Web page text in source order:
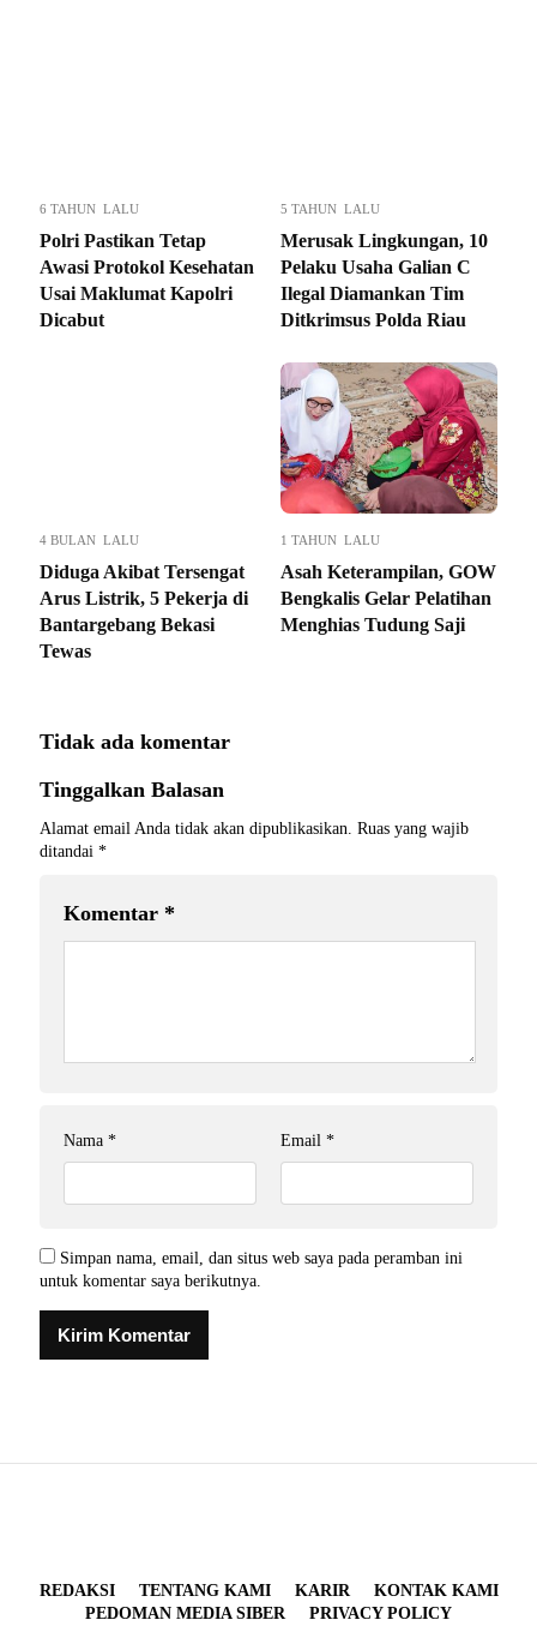
6 TAHUN LALU
Polri Pastikan Tetap
Awasi Protokol Kesehatan
Usai Maklumat Kapolri
Dicabut
5 TAHUN LALU
Merusak Lingkungan, 10
Pelaku Usaha Galian C
Ilegal Diamankan Tim
Ditkrimsus Polda Riau
4 BULAN LALU
Diduga Akibat Tersengat
Arus Listrik, 5 Pekerja di
Bantargebang Bekasi
Tewas
1 TAHUN LALU
Asah Keterampilan, GOW
Bengkalis Gelar Pelatihan
Menghias Tudung Saji
Tidak ada komentar
Tinggalkan Balasan
Alamat email Anda tidak akan dipublikasikan. Ruas yang wajib
ditandai *
Komentar *
Nama * Email *
Simpan nama, email, dan situs web saya pada peramban ini
untuk komentar saya berikutnya.
REDAKSI TENTANG KAMI KARIR
KONTAK KAMI
PEDOMAN MEDIA SIBER
PRIVACY POLICY